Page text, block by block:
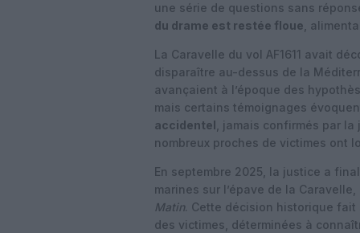
une série de questions sans
du drame est restée floue ,
La Caravelle du vol AF1611 avait
disparaître au-dessus de la
avançaient à l’époque des
mais certains témoignages
accidentel , jamais confirmés par
nombreux proches de victimes ont
En septembre 2025, la justice a
marines sur l’épave de la
Matin. Cette décision historique
des victimes, déterminées à